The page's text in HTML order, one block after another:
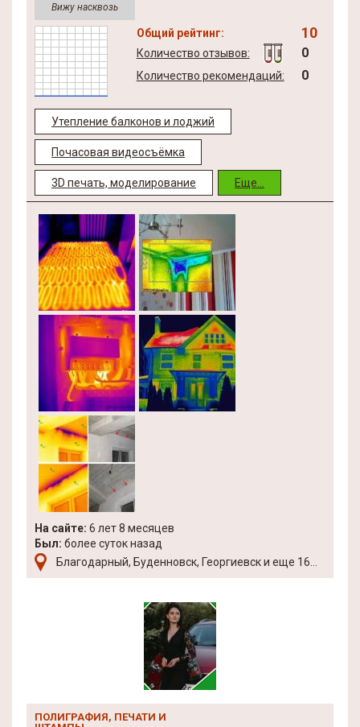
Вижу насквозь
Общий рейтинг: 10
Количество отзывов: 0
Количество рекомендаций: 0
Утепление балконов и лоджий
Почасовая видеосъёмка
3D печать, моделирование Еще...
На сайте: 6 лет 8 месяцев
Был: более суток назад
Благодарный, Буденновск, Георгиевск и еще 16...
ПОЛИГРАФИЯ, ПЕЧАТИ И